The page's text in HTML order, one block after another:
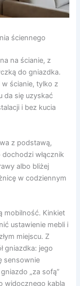
ściennego
na ścianie, z
do gniazdka.
ścianie, tylko z
da się uzyskać
i bez kucia
z podstawą,
włącznik
albo bliżej
w codziennym
mobilność. Kinkiet
ustawienie mebli i
miejscu. Z
gniazdka: jego
sensownie
„za sofą”
widocznego kabla